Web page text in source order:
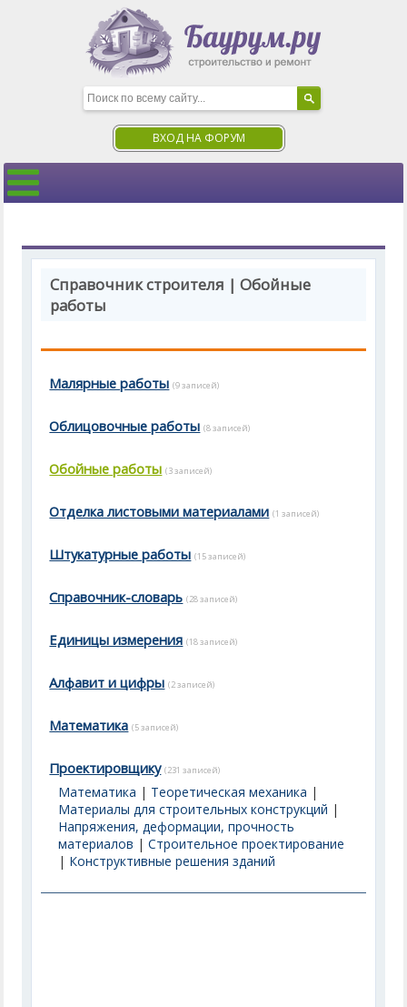
ВХОД НА ФОРУМ
Справочник строителя | Обойные
работы
Малярные работы (9 записей)
Облицовочные работы (8 записей)
Обойные работы (3 записей)
Отделка листовыми материалами (1 записей)
Штукатурные работы (15 записей)
Справочник-словарь (28 записей)
Единицы измерения (18 записей)
Алфавит и цифры (2 записей)
Математика (5 записей)
Проектировщику (231 записей)
Математика | Теоретическая механика |
Материалы для строительных конструкций |
Напряжения, деформации, прочность
материалов |Строительное проектирование
| Конструктивные решения зданий